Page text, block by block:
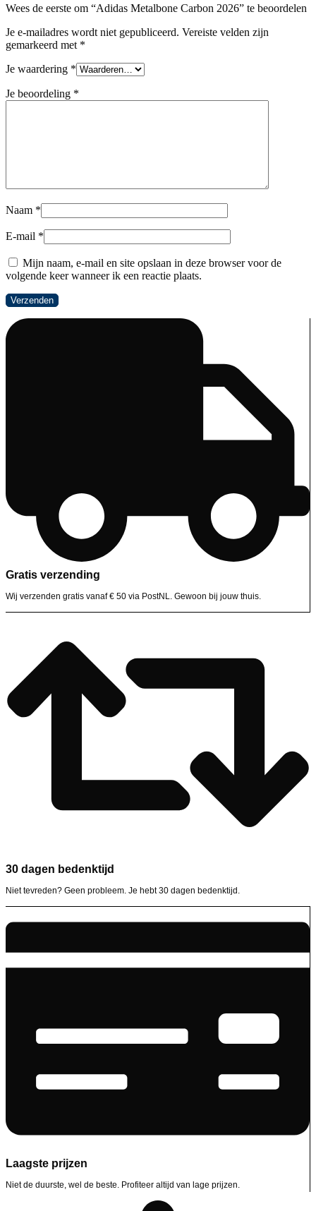
Wees de eerste om “Adidas Metalbone Carbon 2026” te beoordelen
Je e-mailadres wordt niet gepubliceerd. Vereiste velden zijn
gemarkeerd met *
Je waardering *
Je beoordeling *
Naam *
E-mail *
Mijn naam, e-mail en site opslaan in deze browser voor de
volgende keer wanneer ik een reactie plaats.
Gratis verzending
Wij verzenden gratis vanaf € 50 via PostNL. Gewoon bij jouw thuis.
30 dagen bedenktijd
Niet tevreden? Geen probleem. Je hebt 30 dagen bedenktijd.
Laagste prijzen
Niet de duurste, wel de beste. Profiteer altijd van lage prijzen.